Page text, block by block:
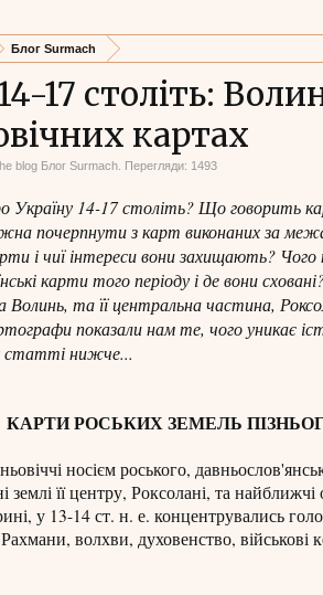
Блог Surmach
17 століть:
картах
blog Блог Surmach . Перегляди: 1493
Україну 14-17 століть? Що говорить
почерпнути з карт виконаних за
і чиї інтереси вони захищають?
карти того періоду і де вони
Волинь, та її центральна частина,
показали нам те, чого уникає
статті нижче...
КАРТИ РОСЬКИХ ЗЕМЕЛЬ
носієм роського,
землі її центру, Роксолані, та
у 13-14 ст. н. е. концентрувались
Рахмани, волхви, духовенство, військові